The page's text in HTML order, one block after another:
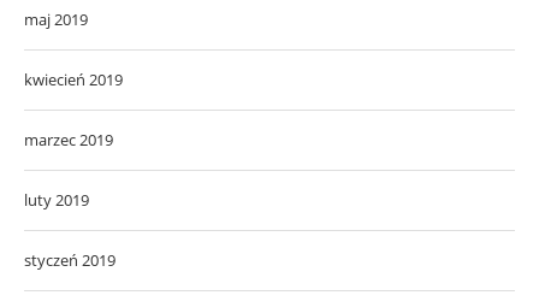
maj 2019
kwiecień 2019
marzec 2019
luty 2019
styczeń 2019